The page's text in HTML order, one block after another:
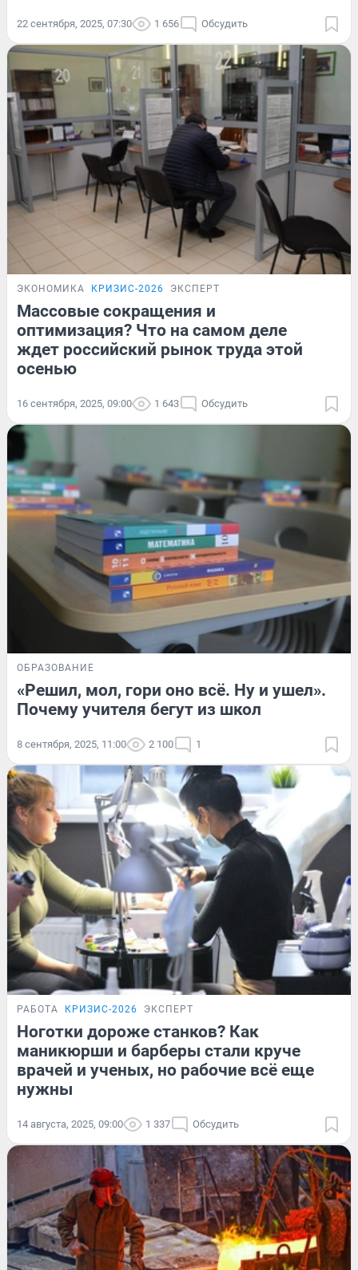
22 сентября, 2025, 07:30 1 656 Обсудить
ЭКОНОМИКА КРИЗИС-2026 ЭКСПЕРТ
Массовые сокращения и
оптимизация? Что на самом деле
ждет российский рынок труда этой
осенью
16 сентября, 2025, 09:00 1 643 Обсудить
ОБРАЗОВАНИЕ
«Решил, мол, гори оно всё. Ну и ушел».
Почему учителя бегут из школ
8 сентября, 2025, 11:00 2 100 1
РАБОТА КРИЗИС-2026 ЭКСПЕРТ
Ноготки дороже станков? Как
маникюрши и барберы стали круче
врачей и ученых, но рабочие всё еще
нужны
14 августа, 2025, 09:00 1 337 Обсудить